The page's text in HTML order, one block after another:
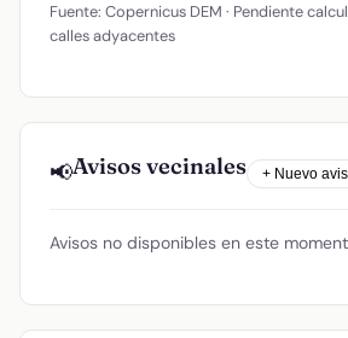
Fuente: Copernicus DEM · Pendiente
calles adyacentes
📢Avisos vecinales + Nuevo
Avisos no disponibles en este